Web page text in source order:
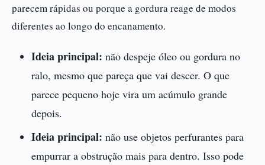
parecem rápidas ou porque a gordura reage de modos
diferentes ao longo do encanamento.
Ideia principal: não despeje óleo ou gordura no
ralo, mesmo que pareça que vai descer. O que
parece pequeno hoje vira um acúmulo grande
depois.
Ideia principal: não use objetos perfurantes para
empurrar a obstrução mais para dentro. Isso pode